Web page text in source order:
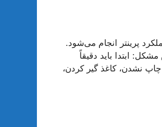
پرینتر انجام می‌شود.
ابتدا باید دقیقاً
نشدن، کاغذ گیر کردن،